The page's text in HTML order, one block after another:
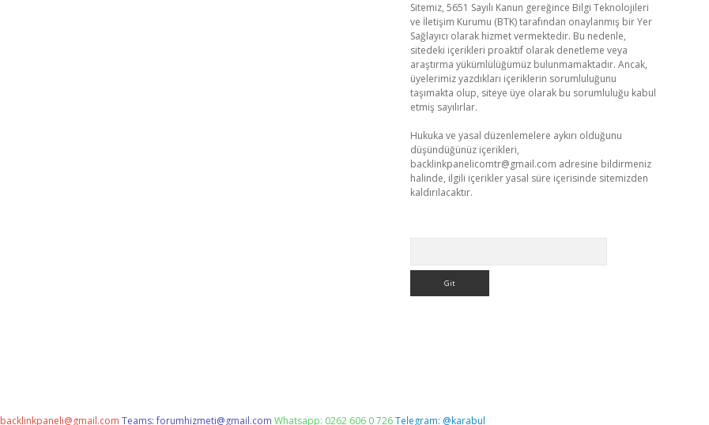
Sitemiz, 5651 Sayılı Kanun gereğince Bilgi Teknolojileri
ve İletişim Kurumu (BTK) tarafından onaylanmış bir Yer
Sağlayıcı olarak hizmet vermektedir. Bu nedenle,
sitedeki içerikleri proaktif olarak denetleme veya
araştırma yükümlülüğümüz bulunmamaktadır. Ancak,
üyelerimiz yazdıkları içeriklerin sorumluluğunu
taşımakta olup, siteye üye olarak bu sorumluluğu kabul
etmiş sayılırlar.
Hukuka ve yasal düzenlemelere aykırı olduğunu
düşündüğünüz içerikleri,
backlinkpanelicomtr@gmail.com adresine bildirmeniz
halinde, ilgili içerikler yasal süre içerisinde sitemizden
kaldırılacaktır.
backlinkpaneli@gmail.com Teams:forumhizmeti@gmail.com Whatsapp: 0262 606 0 726Telegram: @karabul